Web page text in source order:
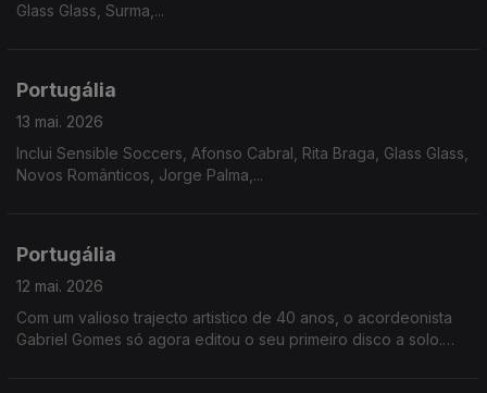
Glass Glass, Surma,...
Portugália
13 mai. 2026
Inclui Sensible Soccers, Afonso Cabral, Rita Braga, Glass Glass,
Novos Românticos, Jorge Palma,...
Portugália
12 mai. 2026
Com um valioso trajecto artistico de 40 anos, o acordeonista
Gabriel Gomes só agora editou o seu primeiro disco a solo.